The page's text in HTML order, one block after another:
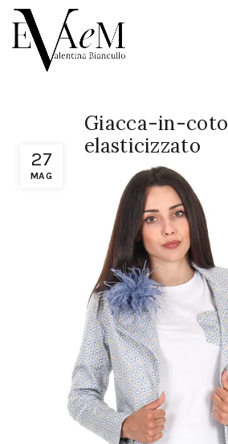
27
MAG
Giacca-in-
elasticizzato